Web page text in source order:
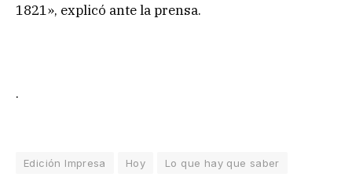
1821», explicó ante la prensa.
.
Edición Impresa Hoy Lo que hay que saber